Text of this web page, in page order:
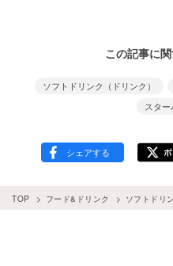
この記事に
ソフトドリンク（ドリンク）
スター
TOP フード&ドリンク ソフトドリ